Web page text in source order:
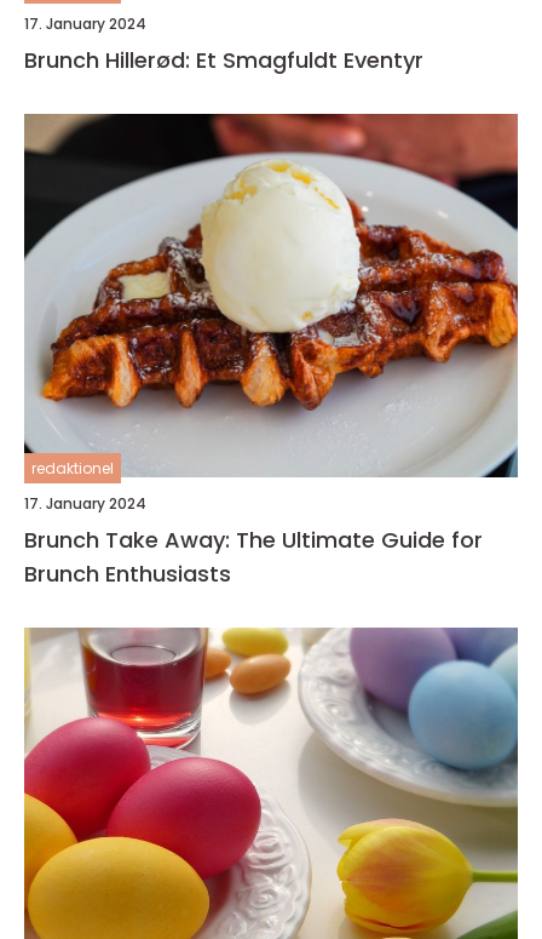
17. January 2024
Brunch Hillerød: Et Smagfuldt Eventyr
redaktionel
17. January 2024
Brunch Take Away: The Ultimate Guide for
Brunch Enthusiasts